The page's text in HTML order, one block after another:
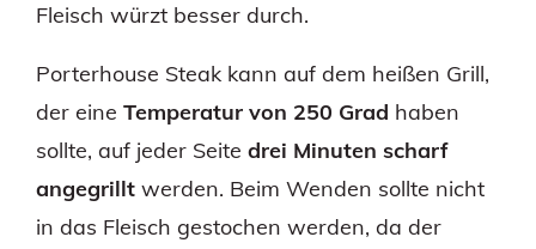
Fleisch würzt besser durch.
Porterhouse Steak kann auf dem heißen Grill,
der eine Temperatur von 250 Grad haben
sollte, auf jeder Seite drei Minuten scharf
angegrillt werden. Beim Wenden sollte nicht
in das Fleisch gestochen werden, da der